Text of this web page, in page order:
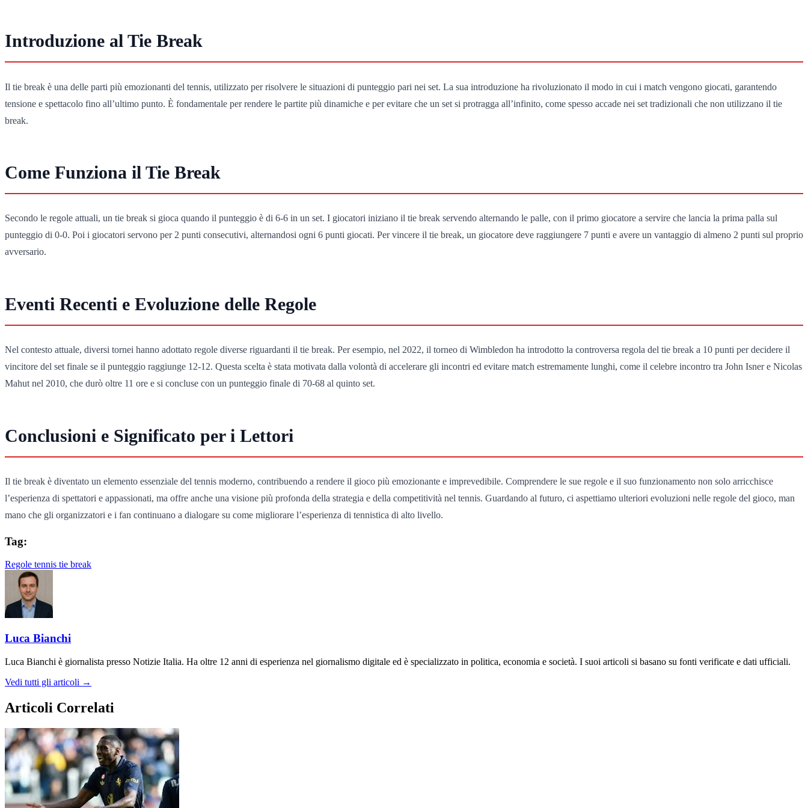
Introduzione al Tie Break
Il tie break è una delle parti più emozionanti del tennis, utilizzato per risolvere le situazioni di punteggio pari nei set. La sua introduzione ha rivoluzionato il modo in cui i match vengono giocati, garantendo
tensione e spettacolo fino all’ultimo punto. È fondamentale per rendere le partite più dinamiche e per evitare che un set si protragga all’infinito, come spesso accade nei set tradizionali che non utilizzano il tie
break.
Come Funziona il Tie Break
Secondo le regole attuali, un tie break si gioca quando il punteggio è di 6-6 in un set. I giocatori iniziano il tie break servendo alternando le palle, con il primo giocatore a servire che lancia la prima palla sul
punteggio di 0-0. Poi i giocatori servono per 2 punti consecutivi, alternandosi ogni 6 punti giocati. Per vincere il tie break, un giocatore deve raggiungere 7 punti e avere un vantaggio di almeno 2 punti sul proprio
avversario.
Eventi Recenti e Evoluzione delle Regole
Nel contesto attuale, diversi tornei hanno adottato regole diverse riguardanti il tie break. Per esempio, nel 2022, il torneo di Wimbledon ha introdotto la controversa regola del tie break a 10 punti per decidere il
vincitore del set finale se il punteggio raggiunge 12-12. Questa scelta è stata motivata dalla volontà di accelerare gli incontri ed evitare match estremamente lunghi, come il celebre incontro tra John Isner e Nicolas
Mahut nel 2010, che durò oltre 11 ore e si concluse con un punteggio finale di 70-68 al quinto set.
Conclusioni e Significato per i Lettori
Il tie break è diventato un elemento essenziale del tennis moderno, contribuendo a rendere il gioco più emozionante e imprevedibile. Comprendere le sue regole e il suo funzionamento non solo arricchisce
l’esperienza di spettatori e appassionati, ma offre anche una visione più profonda della strategia e della competitività nel tennis. Guardando al futuro, ci aspettiamo ulteriori evoluzioni nelle regole del gioco, man
mano che gli organizzatori e i fan continuano a dialogare su come migliorare l’esperienza di tennistica di alto livello.
Tag:
Regole tennis tie break
Luca Bianchi
Luca Bianchi è giornalista presso Notizie Italia. Ha oltre 12 anni di esperienza nel giornalismo digitale ed è specializzato in politica, economia e società. I suoi articoli si basano su fonti verificate e dati ufficiali.
Vedi tutti gli articoli →
Articoli Correlati